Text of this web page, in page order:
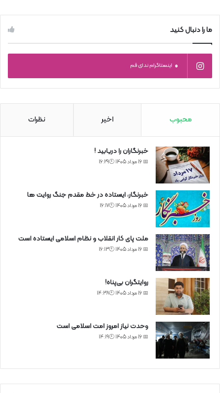
ما را دنبال کنید
0 اینستاگرام ندای قم
محبوب اخیر نظرات
خبرنگاران را دریابید !
📅 16 مرداد 1405 🕙16:29
خبرنگار، ایستاده در خط مقدم جنگ روایت ها
📅 16 مرداد 1405 🕙16:17
ملت پای کار انقلاب و نظام اسلامی ایستاده است
📅 16 مرداد 1405 🕙16:13
روایتگران بی‌پناه!
📅 16 مرداد 1405 🕙14:38
وحدت نیاز امروز امت اسلامی است
📅 16 مرداد 1405 🕙14:19